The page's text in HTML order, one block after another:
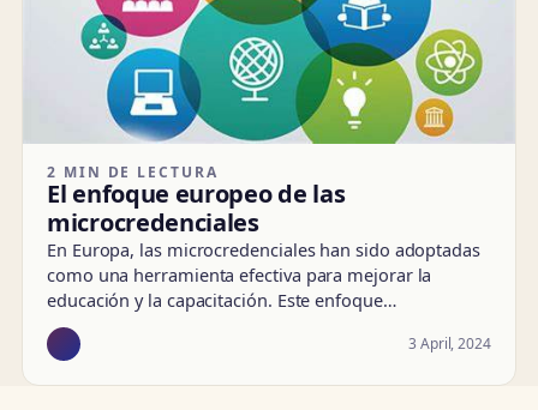
2 MIN DE LECTURA
El enfoque europeo de las
microcredenciales
En Europa, las microcredenciales han sido adoptadas
como una herramienta efectiva para mejorar la
educación y la capacitación. Este enfoque…
3 April, 2024